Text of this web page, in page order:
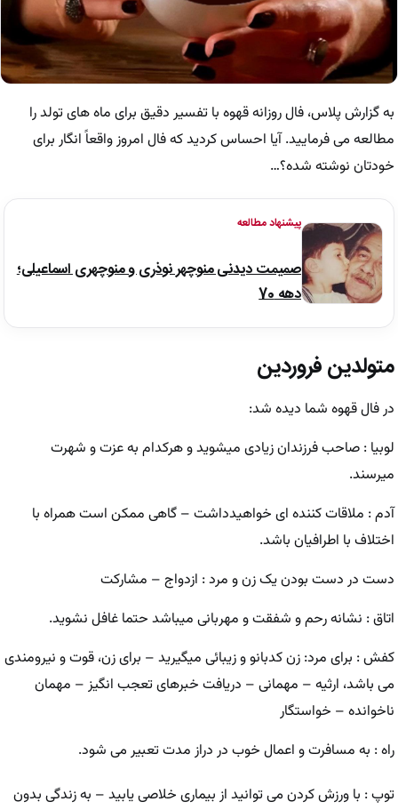
به گزارش پلاس، فال روزانه قهوه با تفسیر دقیق برای ماه های تولد را
مطالعه می فرمایید. آیا احساس کردید که فال امروز واقعاً انگار برای
خودتان نوشته شده؟…
پیشنهاد مطالعه
صمیمت دیدنی منوچهر نوذری و منوچهری اسماعیلی؛
دهه 70
متولدین فروردین
در فال قهوه شما دیده شد:
لوبیا : صاحب فرزندان زیادی میشوید و هرکدام به عزت و شهرت
میرسند.
آدم : ملاقات کننده ای خواهیدداشت – گاهی ممکن است همراه با
اختلاف با اطرافیان باشد.
دست در دست بودن یک زن و مرد : ازدواج – مشارکت
اتاق : نشانه رحم و شفقت و مهربانی میباشد حتما غافل نشوید.
کفش : برای مرد: زن کدبانو و زیبائی میگیرید – برای زن، قوت و نیرومندی
می باشد، ارثیه – مهمانی – دریافت خبرهای تعجب انگیز – مهمان
ناخوانده – خواستگار
راه : به مسافرت و اعمال خوب در دراز مدت تعبیر می شود.
توپ : با ورزش کردن می توانید از بیماری خلاصی یابید – به زندگی بدون